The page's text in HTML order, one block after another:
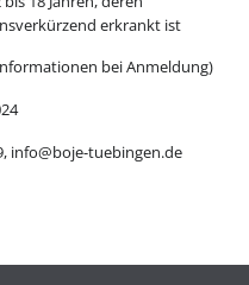
erkrankt ist
bei Anmeldung)
tuebingen.de